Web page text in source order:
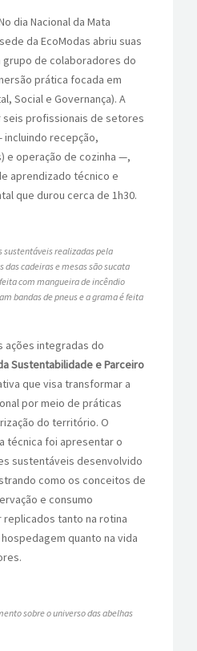
dia Nacional da Mata
da EcoModas abriu suas
de colaboradores do
prática focada em
Social e Governança). A
profissionais de setores
recepção,
e operação de cozinha —,
aprendizado técnico e
que durou cerca de 1h30.
sustentáveis realizadas pela
das cadeiras e mesas são sucata
com mangueira de incêndio
bandas de pneus e a grama é feita
ações integradas do
Sustentabilidade e Parceiro
que visa transformar a
por meio de práticas
do território. O
técnica foi apresentar o
sustentáveis desenvolvido
como os conceitos de
e consumo
tanto na rotina
quanto na vida
sobre o universo das abelhas